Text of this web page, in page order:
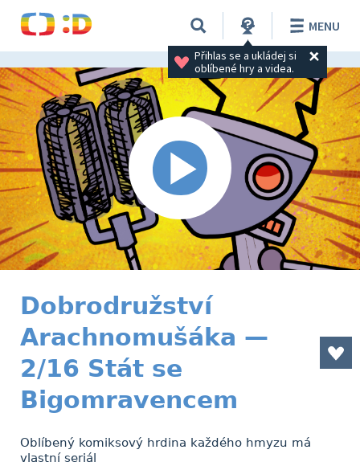
Přihlas se a ukládej si
oblíbené hry a videa.
MENU
Dobrodružství
Arachnomušáka —
2/16 Stát se
Bigomravencem
Oblíbený komiksový hrdina každého hmyzu má
vlastní seriál